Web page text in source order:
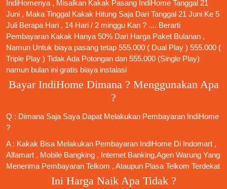
IndiHomenya , Misalkan Kakak Pasang IndiHome Tanggal 21
Juni , Maka Tinggal Kakak Hitung Saja Dari Tanggal 21 Juni Ke 5
Juli Berapa Hari , 14 Hari / 2 minggu Kan ? .... Berarti
Pembayaran Kakak Hanya 50% Dari Harga Paket Bulanan ,
Namun Untuk biaya pasang tetap 555.000 ( Dual Play ) 555.000 (
Triple Play ) Tidak Ada Potongan dan 555.000 (Single Play)
namun bulan ini gratis biaya instalasi
Bayar IndiHome Dimana ? Menggunakan Apa
?
Q : Dimana Saja Saya Dapat Melakukan Pembayaran IndiHome
?
A : Kakak Bisa Melakukan Pembayaran IndiHome Di Indomart ,
Alfamart , Mobile Bangking , Internet Banking,Agen Warung Yang
Menerima Pembayaran Telkom , Ataupun Plasa Telkom Terdekat
Ini Harga Naik Apa Tidak ?